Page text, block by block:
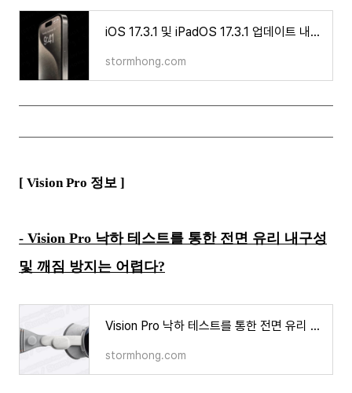
iOS 17.3.1 및 iPadOS 17.3.1 업데이트 내용은 무엇인가?
stormhong.com
[ Vision Pro 정보 ]
- Vision Pro 낙하 테스트를 통한 전면 유리 내구성
및 깨짐 방지는 어렵다?
Vision Pro 낙하 테스트를 통한 전면 유리 내구성 및 깨짐 방지는 어떠한가
stormhong.com